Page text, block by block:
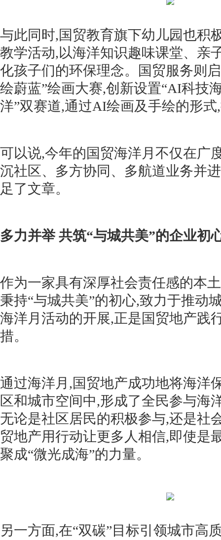
与此同时,国贸教育旗下幼儿园也积
教学活动,以海洋知识趣味课堂、亲
化孩子们的环保理念。国贸服务则
绘蔚蓝”绘画大赛,创新设置“AI科技
洋”双赛道,通过AI绘画及手绘的形
可以说,今年的国贸海洋月不仅在广
沉社区、多方协同、多航道业务并
足了文章。
多力并举 共筑“与城共美”的企业初
作为一家具有深厚社会责任感的本
秉持“与城共美”的初心,致力于推动
海洋月活动的开展,正是国贸地产践
措。
通过海洋月,国贸地产成功地将海洋
区和城市空间中,形成了全民参与海
无论是社区居民的积极参与,还是社
贸地产用行动让更多人相信,即使是
聚成“微光成海”的力量。
另一方面,在“双碳”目标引领城市高